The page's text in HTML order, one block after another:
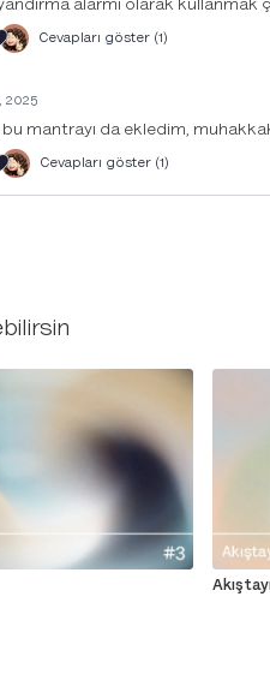
alarmı olarak
Cevapları göster (1)
2025
mantrayı da ekledim,
Cevapları göster (1)